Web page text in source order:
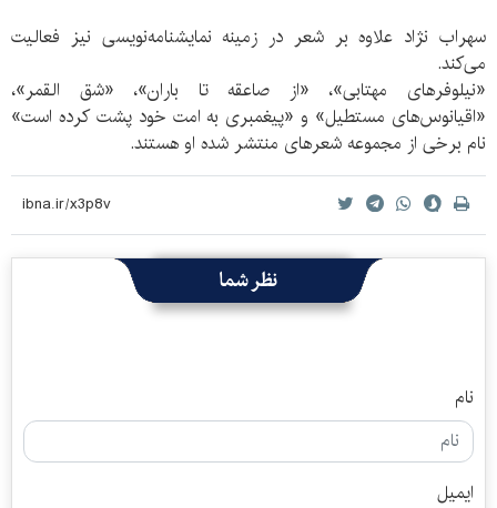
سهراب‌ نژاد علاوه بر شعر در زمینه نمایشنامه‌نویسی نیز فعالیت
می‌کند.
«نیلوفرهای مهتابی»، «از صاعقه تا باران»، «شق القمر»،
«اقیانوس‌های مستطیل» و «پیغمبری به امت خود پشت کرده است»
نام برخی از مجموعه شعرهای منتشر شده او هستند.
نظر شما
نام
ایمیل